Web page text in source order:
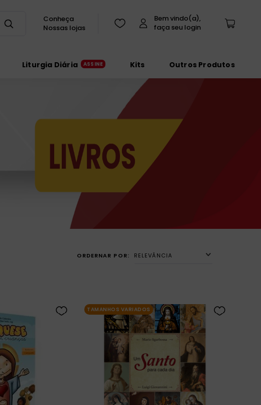
Conheça
Nossas lojas
Liturgia Diária Kits Outros Produtos
RELEVÂNCIA
TAMANHOS VARIADOS